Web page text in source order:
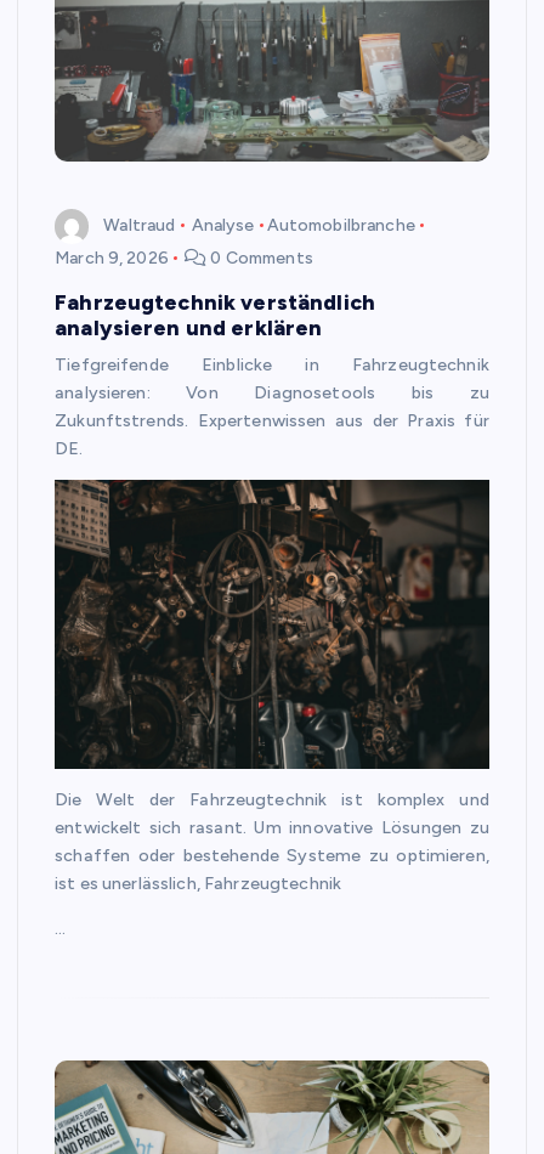
Waltraud Analyse
Automobilbranche
March 9, 2026
0 Comments
Fahrzeugtechnik verständlich
analysieren und erklären
Tiefgreifende Einblicke in Fahrzeugtechnik
analysieren: Von Diagnosetools bis zu
Zukunftstrends. Expertenwissen aus der Praxis für
DE.
Die Welt der Fahrzeugtechnik ist komplex und
entwickelt sich rasant. Um innovative Lösungen zu
schaffen oder bestehende Systeme zu optimieren,
ist es unerlässlich, Fahrzeugtechnik
…